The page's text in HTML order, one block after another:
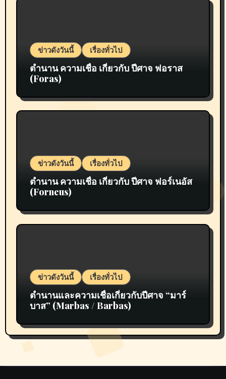
ข่าวดังวันนี้ เรื่องทั่วไป
ตำนาน ความเชื่อ เกี่ยวกับ ปีศาจ ฟอราส
(Foras)
ข่าวดังวันนี้ เรื่องทั่วไป
ตำนาน ความเชื่อ เกี่ยวกับ ปีศาจ ฟอร์เนอัส
(Forneus)
ข่าวดังวันนี้ เรื่องทั่วไป
ตำนานและความเชื่อเกี่ยวกับปีศาจ “มาร์
บาส” (Marbas / Barbas)